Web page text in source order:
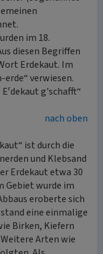
im 18.
diesen Begriffen
Erdekaut. Im
verwiesen.
g'schafft“
nach oben
ist durch die
und Klebsand
Erdekaut etwa 30
Gebiet wurde im
eroberte sich
eine einmalige
Birken, Kiefern
Arten wie